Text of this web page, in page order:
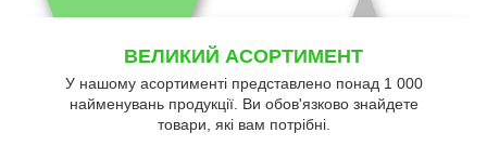
ВЕЛИКИЙ АСОРТИМЕНТ
У нашому асортименті представлено понад 1 000
найменувань продукції. Ви обов'язково знайдете
товари, які вам потрібні.